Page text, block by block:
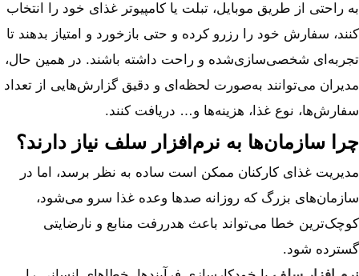
به راحتی از طریق موبایل، تبلت یا کامپیوتر غذای خود را انتخاب
کنند، سفارش خود را رزرو کرده و حتی بازخورد و امتیاز بدهند تا
تجربه‌ای شخصی‌سازی‌شده و راحت داشته باشند. در همین حال،
مدیران می‌توانند به‌صورت لحظه‌ای و دقیق گزارش‌هایی از تعداد
سفارش‌ها، نوع غذا، هزینه‌ها و… دریافت کنند.
چرا سازمان‌ها به نرم‌افزار سلف نیاز دارند؟
مدیریت غذای کارکنان ممکن است ساده به نظر برسد، اما در
سازمان‌های بزرگ که روزانه صدها وعده غذا سرو می‌شود،
کوچک‌ترین خطا می‌تواند باعث هدررفت منابع و نارضایتی
گسترده شود.